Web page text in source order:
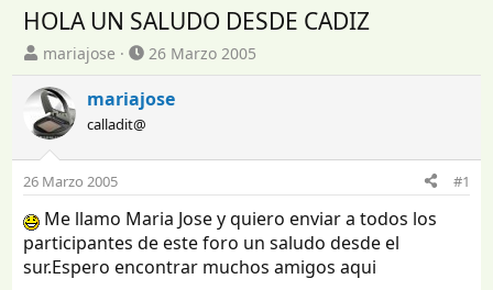
HOLA UN SALUDO DESDE CADIZ
I
n
i
c
i
a
d
o
r
d
e
mariajose
F
e
c
d
i
n
i
c
26 Marzo 2005
mariajose
calladit@
26 Marzo 2005 #1
Me llamo Maria Jose y quiero enviar a todos los
participantes de este foro un saludo desde el
sur.Espero encontrar muchos amigos aqui